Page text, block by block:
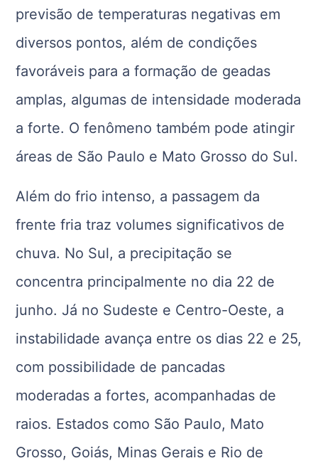
previsão de temperaturas negativas em
diversos pontos, além de condições
favoráveis para a formação de geadas
amplas, algumas de intensidade moderada
a forte. O fenômeno também pode atingir
áreas de São Paulo e Mato Grosso do Sul.
Além do frio intenso, a passagem da
frente fria traz volumes significativos de
chuva. No Sul, a precipitação se
concentra principalmente no dia 22 de
junho. Já no Sudeste e Centro-Oeste, a
instabilidade avança entre os dias 22 e 25,
com possibilidade de pancadas
moderadas a fortes, acompanhadas de
raios. Estados como São Paulo, Mato
Grosso, Goiás, Minas Gerais e Rio de